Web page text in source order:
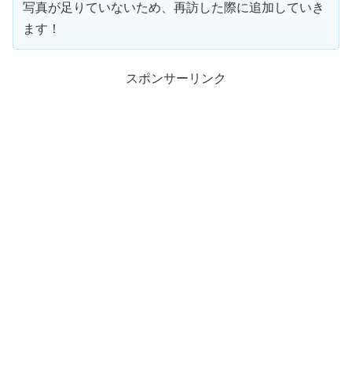
写真が足りていないため、再訪した際に追加していき
ます！
スポンサーリンク